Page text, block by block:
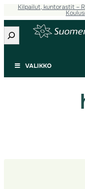
Siirry
sisältöön
Kilpailut, kuntorastit –
Etsi
VALIKKO